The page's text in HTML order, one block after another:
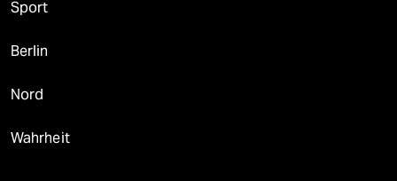
Sport
Berlin
Nord
Wahrheit